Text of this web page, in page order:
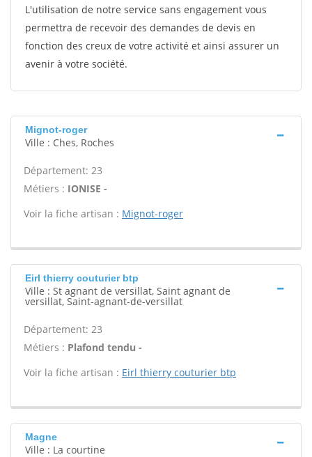
L'utilisation de notre service sans engagement vous
permettra de recevoir des demandes de devis en
fonction des creux de votre activité et ainsi assurer un
avenir à votre société.
Mignot-roger
Ville : Ches, Roches
Département: 23
Métiers : IONISE -
Voir la fiche artisan : Mignot-roger
Eirl thierry couturier btp
Ville : St agnant de versillat, Saint agnant de
versillat, Saint-agnant-de-versillat
Département: 23
Métiers : Plafond tendu -
Voir la fiche artisan : Eirl thierry couturier btp
Magne
Ville : La courtine